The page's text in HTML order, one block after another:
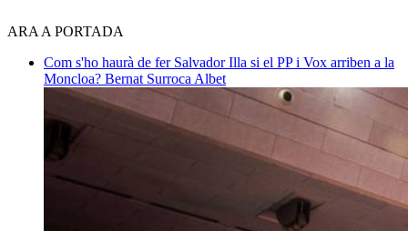
ARA A PORTADA
Com s'ho haurà de fer Salvador Illa si el PP i Vox arriben a la
Moncloa? Bernat Surroca Albet